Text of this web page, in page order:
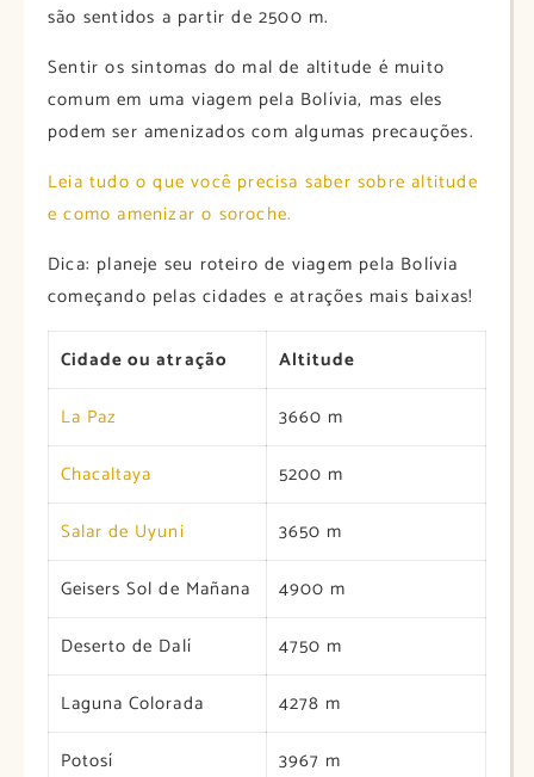
são sentidos a partir de 2500 m.
Sentir os sintomas do mal de altitude é muito
comum em uma viagem pela Bolívia, mas eles
podem ser amenizados com algumas precauções.
Leia tudo o que você precisa saber sobre altitude
e como amenizar o soroche.
Dica: planeje seu roteiro de viagem pela Bolívia
começando pelas cidades e atrações mais baixas!
Cidade ou atração
Altitude
La Paz
3660 m
Chacaltaya
5200 m
Salar de Uyuni
3650 m
Geisers Sol de Mañana
4900 m
Deserto de Dalí
4750 m
Laguna Colorada
4278 m
Potosí
3967 m